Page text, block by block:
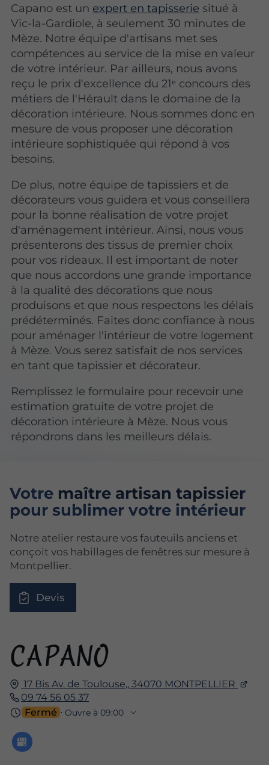
Capano est un expert en tapisserie situé à
Vic-la-Gardiole, à seulement 30 minutes de
Mèze. Notre équipe d'artisans met ses
compétences au service de la mise en valeur
de votre intérieur. Par ailleurs, nous avons
reçu le prix d'excellence du 21ᵉ concours des
métiers de l'Hérault dans le domaine de la
décoration intérieure. Nous sommes donc en
mesure de vous proposer une décoration
intérieure sophistiquée qui répond à vos
besoins.
De plus, notre équipe de tapissiers et de
décorateurs vous guidera et vous conseillera
pour la bonne réalisation de votre projet
d'aménagement intérieur. Ainsi, nous vous
présenterons des tissus de premier choix
pour vos rideaux. Il est important de noter
que nous accordons une grande importance
à la qualité des décorations que nous
produisons et que nous respectons les délais
prédéterminés. Faites donc confiance à nous
pour aménager l'intérieur de votre logement
à Mèze. Vous serez satisfait de nos services
en tant que tapissier et décorateur.
Remplissez le formulaire pour recevoir une
estimation gratuite de votre projet de
décoration intérieure à Mèze. Nous vous
répondrons dans les meilleurs délais.
17 Bis Av. de Toulouse,, 34070 MONTPELLIER
09 74 56 05 37
Fermé ⋅ Ouvre à 09:00
Votre maître artisan tapissier
pour sublimer votre intérieur
Notre atelier restaure vos fauteuils anciens et
conçoit vos habillages de fenêtres sur mesure à
Montpellier.
Devis